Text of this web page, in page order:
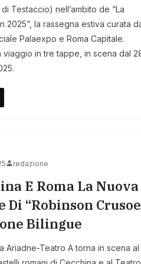
Testaccio) nell’ambito de “La
2025”, la rassegna estiva curata
Palaexpo e Roma Capitale.
viaggio in tre tappe, in scena dal
redazione
E Roma La Nuova
Di “Robinson
Bilingue
Ariadne-Teatro A torna in scena al